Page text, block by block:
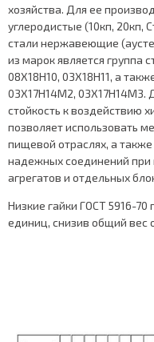
хозяйства. Для ее
углеродистые (10кп, 20кп,
стали нержавеющие
из марок является группа
08Х18Н10, 03Х18Н11, а
03Х17Н14М2, 03Х17Н14М3.
стойкость к воздействию
позволяет использовать
пищевой отраслях, а
надежных соединений при
агрегатов и отдельных
Низкие гайки ГОСТ 5916-
единиц, снизив общий вес